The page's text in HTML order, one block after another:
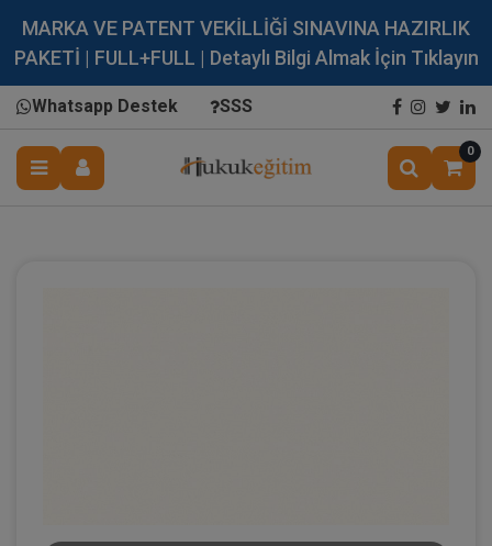
MARKA VE PATENT VEKİLLİĞİ SINAVINA HAZIRLIK
PAKETİ | FULL+FULL | Detaylı Bilgi Almak İçin Tıklayın
Whatsapp Destek SSS
0